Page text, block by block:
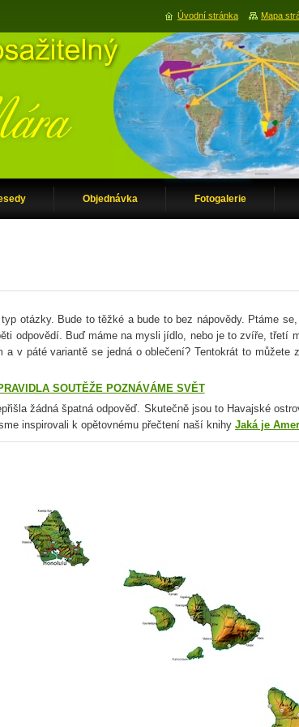
Objednávka Fotogalerie
otázky. Bude to těžké a bude to bez nápovědy. Ptáme
odpovědí. Buď máme na mysli jídlo, nebo je to zvíře, třetí
a v páté variantě se jedná o oblečení? Tentokrát to můžete
SOUTĚŽE POZNÁVÁME SVĚT
žádná špatná odpověď. Skutečně jsou to Havajské
inspirovali k opětovnému přečtení naší knihy Jaká je
Úvodní stránka Mapa